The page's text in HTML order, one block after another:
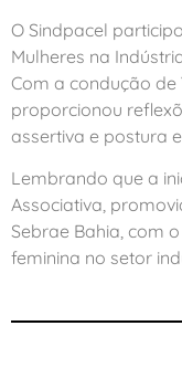
O Sindpacel
Mulheres na
Com a condução de
proporcionou
assertiva e postura
Lembrando que a
Associativa,
Sebrae Bahia, com
feminina no setor